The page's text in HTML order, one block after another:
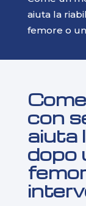
aiuta la
femore o
con
aiuta
dopo